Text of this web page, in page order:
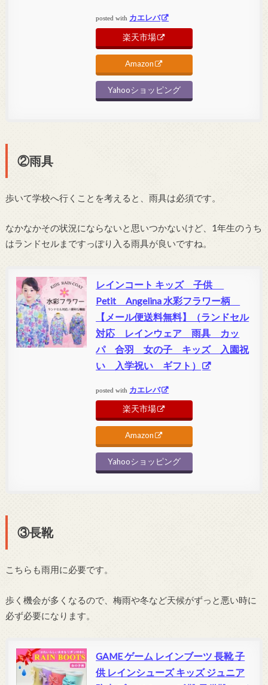
posted with カエレバ
楽天市場
Amazon
Yahooショッピング
②雨具
歩いて学校へ行くことを考えると、雨具は必須です。
なかなかその状況にならないと思いつかないけど、1年生のうち
はランドセルまですっぽり入る雨具が良いですね。
レインコート キッズ 子供
Petit Angelina 水彩フラワー柄
【メール便送料無料】（ランドセル
対応 レインウェア 雨具 カッ
パ 合羽 女の子 キッズ 入園祝
い 入学祝い ギフト）
posted with カエレバ
楽天市場
Amazon
Yahooショッピング
③長靴
こちらも雨用に必要です。
歩く機会が多くなるので、梅雨や冬など天候がずっと悪い時に
必ず必要になります。
GAME ゲーム レインブーツ 長靴 子
供 レインシューズ キッズ ジュニア